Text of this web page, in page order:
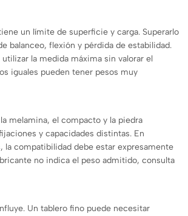
un límite de superficie y carga. Superarlo
balanceo, flexión y pérdida de estabilidad.
la medida máxima sin valorar el
iguales pueden tener pesos muy
melamina, el compacto y la piedra
y capacidades distintas. En
la compatibilidad debe estar expresamente
no indica el peso admitido, consulta
Un tablero fino puede necesitar